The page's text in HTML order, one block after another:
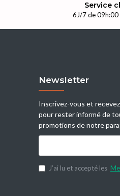
Service
6J/7 de 09h:00
Newsletter
Inscrivez-vous et
pour rester informé de
promotions de notre
J’ai lu et accepté les